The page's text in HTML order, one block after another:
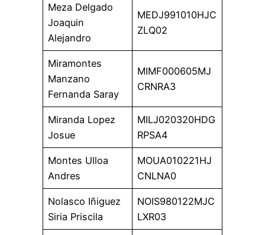
Meza Delgado
Joaquin
Alejandro
MEDJ991010HJC
ZLQ02
Miramontes
Manzano
Fernanda Saray
MIMF000605MJ
CRNRA3
Miranda Lopez
Josue
MILJ020320HDG
RPSA4
Montes Ulloa
Andres
MOUA010221HJ
CNLNA0
Nolasco Iñiguez
Siria Priscila
NOIS980122MJC
LXR03